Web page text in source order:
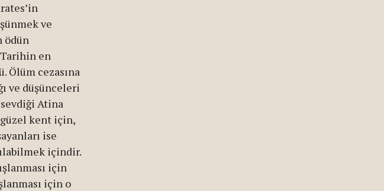
ve
ödün
en
Ölüm cezasına
ve düşünceleri
Atina
güzel kent için,
ise
içindir.
için
için o